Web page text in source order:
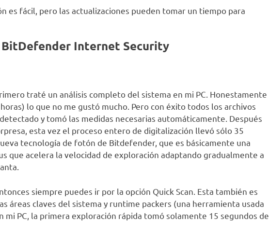
es fácil, pero las actualizaciones pueden tomar un tiempo para
BitDefender Internet Security
traté un análisis completo del sistema en mi PC. Honestamente
lo que no me gustó mucho. Pero con éxito todos los archivos
y tomó las medidas necesarias automáticamente. Después
esta vez el proceso entero de digitalización llevó sólo 35
tecnología de fotón de Bitdefender, que es básicamente una
que acelera la velocidad de exploración adaptando gradualmente a
siempre puedes ir por la opción Quick Scan. Esta también es
áreas claves del sistema y runtime packers (una herramienta usada
mi PC, la primera exploración rápida tomó solamente 15 segundos de